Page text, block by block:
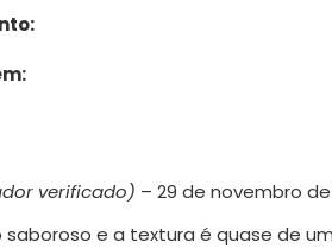
verificado) – 29 de novembro
saboroso e a textura é quase de